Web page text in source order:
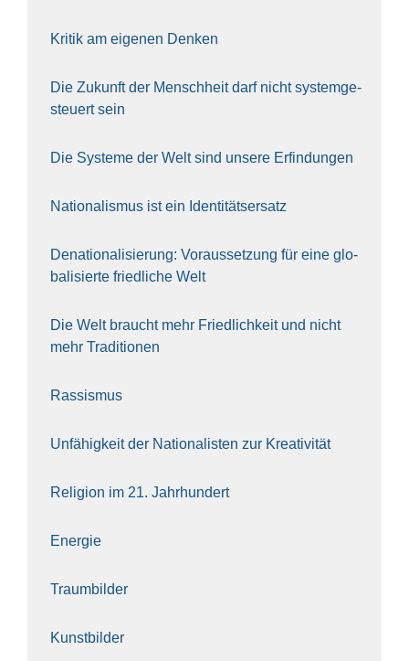
Kri­tik am eige­nen Den­ken
Die Zukunft der Mensch­heit darf nicht sys­tem­ge­
steu­ert sein
Die Sys­te­me der Welt sind unse­re Erfin­dun­gen
Natio­na­lis­mus ist ein Iden­ti­täts­er­satz
Dena­tio­na­li­sie­rung: Vor­aus­set­zung für eine glo­
ba­li­sier­te fried­li­che Welt
Die Welt braucht mehr Fried­lich­keit und nicht
mehr Tra­di­tio­nen
Ras­sis­mus
Unfä­hig­keit der Natio­na­lis­ten zur Krea­ti­vi­tät
Reli­gi­on im 21. Jahr­hun­dert
Ener­gie
Traum­bil­der
Kunst­bil­der